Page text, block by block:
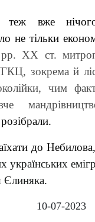
теж вже
не тільки
р. ХХ ст.
, зокрема й
чим
розібрали.
до Небилова
українських
Єлиняка.
10-07-2023